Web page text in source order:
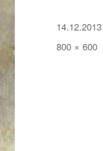
Publikováno:
14.12.2013
Původní
800 × 600